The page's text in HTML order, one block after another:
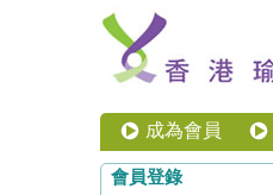
成為會員